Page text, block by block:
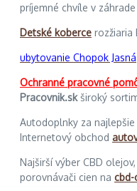
príjemné chvíle v
Detské koberce rozžiaria
ubytovanie Chopok Jasná
Ochranné pracovné
Pracovnik.skširoký
Autodoplnky za
Internetový obchod
Najširší výber CBD
porovnávači cien na cbd-